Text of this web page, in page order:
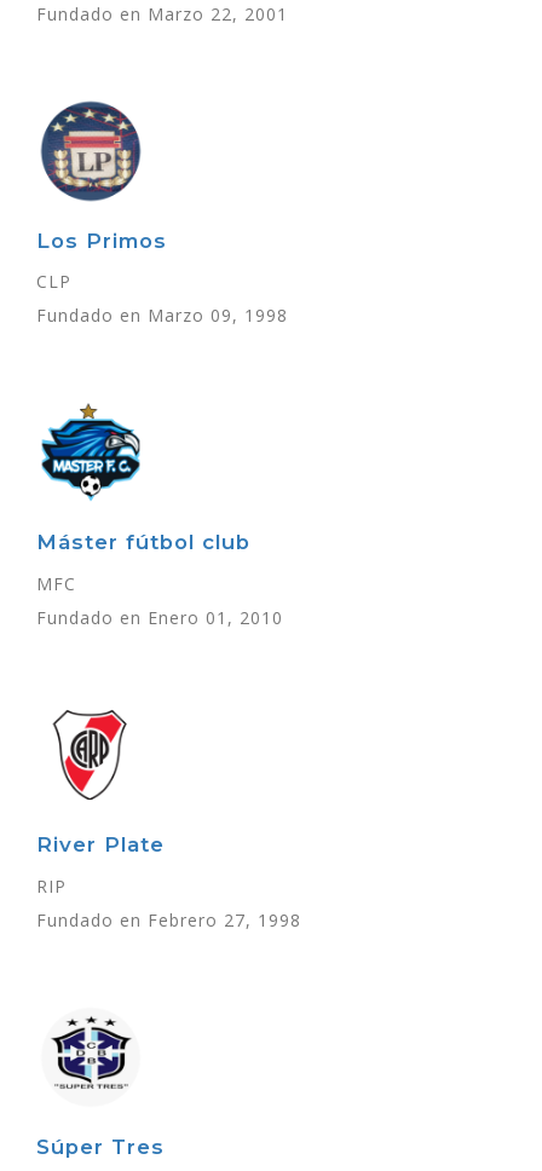
Fundado en Marzo 22, 2001
Los Primos
CLP
Fundado en Marzo 09, 1998
Máster fútbol club
MFC
Fundado en Enero 01, 2010
River Plate
RIP
Fundado en Febrero 27, 1998
Súper Tres